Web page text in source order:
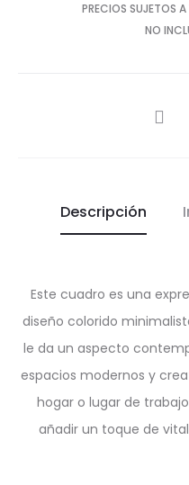
PRECIOS SUJETOS
NO
SHARE
Descripción
Este cuadro es una
diseño colorido
le da un aspecto
espacios modernos y
hogar o lugar de
añadir un toque de